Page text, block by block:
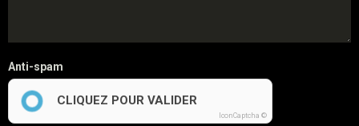
Anti-spam
CLIQUEZ POUR VALIDER
IconCaptcha ©